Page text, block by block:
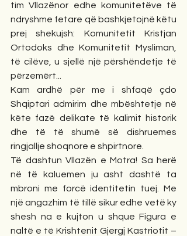
tim Vllazënor edhe komunitetëve të
ndryshme fetare që bashkjetojnë këtu
prej shekujsh: Komunitetit Kristjan
Ortodoks dhe Komunitetit Mysliman,
të cilëve, u sjellë një përshëndetje të
përzemërt...
Kam ardhë për me i shfaqë çdo
Shqiptari admirim dhe mbështetje në
këte fazë delikate të kalimit historik
dhe të të shumë së dishruemes
ringjallje shoqnore e shpirtnore.
Të dashtun Vllazën e Motra! Sa herë
në të kaluemen ju asht dashtë ta
mbroni me forcë identitetin tuej. Me
një angazhim të tillë sikur edhe vetë ky
shesh na e kujton u shque Figura e
naltë e të Krishtenit Gjergj Kastriotit –